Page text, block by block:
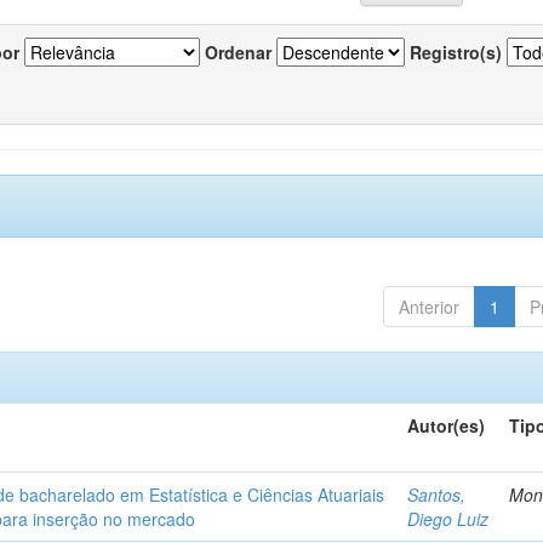
Ordenar Registro(s)
Anterior 1
Autor(es)
bacharelado em Estatística e Ciências Atuariais
inserção no mercado
Santos,
Diego Luiz